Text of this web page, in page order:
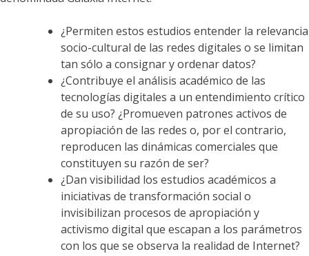
¿Permiten estos estudios entender la relevancia
socio-cultural de las redes digitales o se limitan
tan sólo a consignar y ordenar datos?
¿Contribuye el análisis académico de las
tecnologías digitales a un entendimiento crítico
de su uso? ¿Promueven patrones activos de
apropiación de las redes o, por el contrario,
reproducen las dinámicas comerciales que
constituyen su razón de ser?
¿Dan visibilidad los estudios académicos a
iniciativas de transformación social o
invisibilizan procesos de apropiación y
activismo digital que escapan a los parámetros
con los que se observa la realidad de Internet?